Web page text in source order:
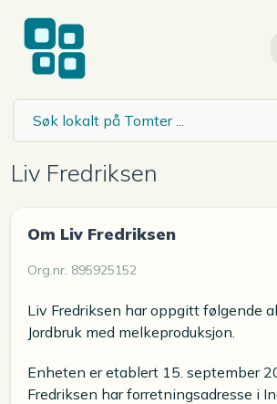
Liv Fredriksen
Om Liv Fredriksen
Org.nr. 895925152
Liv Fredriksen har oppgitt følgende
Jordbruk med melkeproduksjon.
Enheten er etablert 15. september
Fredriksen har forretningsadresse i